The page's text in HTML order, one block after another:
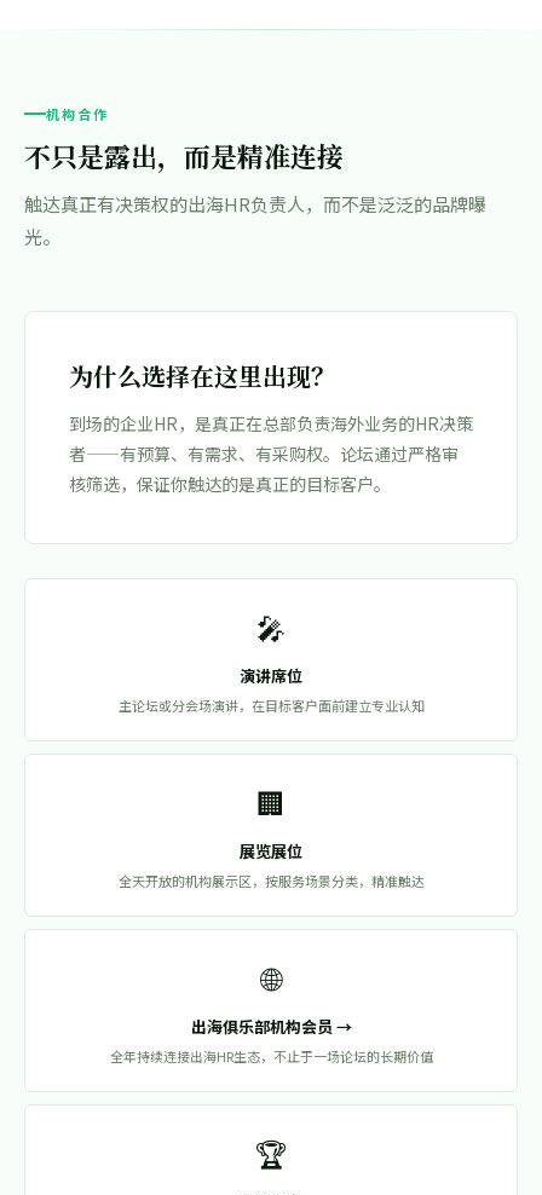
机构合作
不只是露出，而是精准连接
触达真正有决策权的出海HR负责人，而不是泛泛的品牌曝
光。
为什么选择在这里出现？
到场的企业HR，是真正在总部负责海外业务的HR决策
者——有预算、有需求、有采购权。论坛通过严格审
核筛选，保证你触达的是真正的目标客户。
🎤
演讲席位
主论坛或分会场演讲，在目标客户面前建立专业认知
🏢
展览展位
全天开放的机构展示区，按服务场景分类，精准触达
🌐
出海俱乐部机构会员 →
全年持续连接出海HR生态，不止于一场论坛的长期价值
🏆